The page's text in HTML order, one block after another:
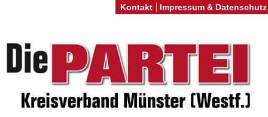
Kontakt Impressum & Datenschutz